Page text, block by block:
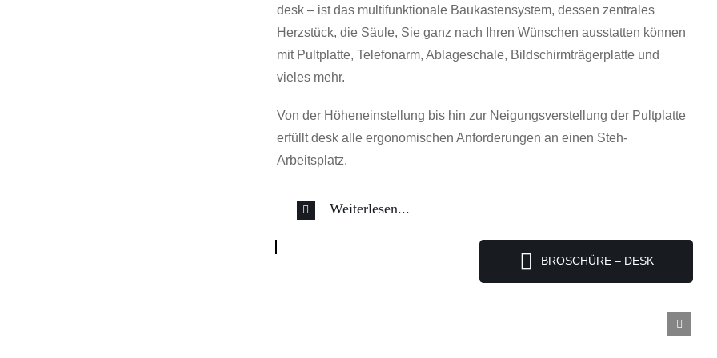
desk – ist das multifunktionale Baukastensystem, dessen zentrales
Herzstück, die Säule, Sie ganz nach Ihren Wünschen ausstatten können
mit Pultplatte, Telefonarm, Ablageschale, Bildschirmträgerplatte und
vieles mehr.
Von der Höheneinstellung bis hin zur Neigungsverstellung der Pultplatte
erfüllt desk alle ergonomischen Anforderungen an einen Steh-
Arbeitsplatz.
Weiterlesen...
BROSCHÜRE – DESK